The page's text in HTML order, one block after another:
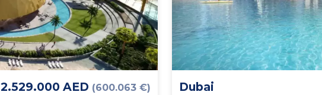
2.529.000 AED (600.063 €) Dubai